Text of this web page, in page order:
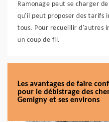
Ramonage peut se charger
qu'il peut proposer des tarifs
tous. Pour recueillir d'autres
un coup de fil.
Les avantages de faire
pour le débistrage des
Gemigny et ses environs